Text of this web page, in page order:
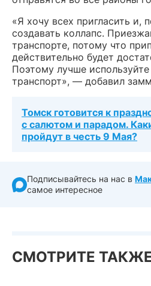
«Я хочу всех пригласить и,
создавать коллапс.
транспорте, потому что
действительно будет
Поэтому лучше
транспорт», — добавил
Томск готовится к
с салютом и парадом.
пройдут в честь 9 Мая?
Подписывайтесь на нас в
самое интересное
СМОТРИТЕ